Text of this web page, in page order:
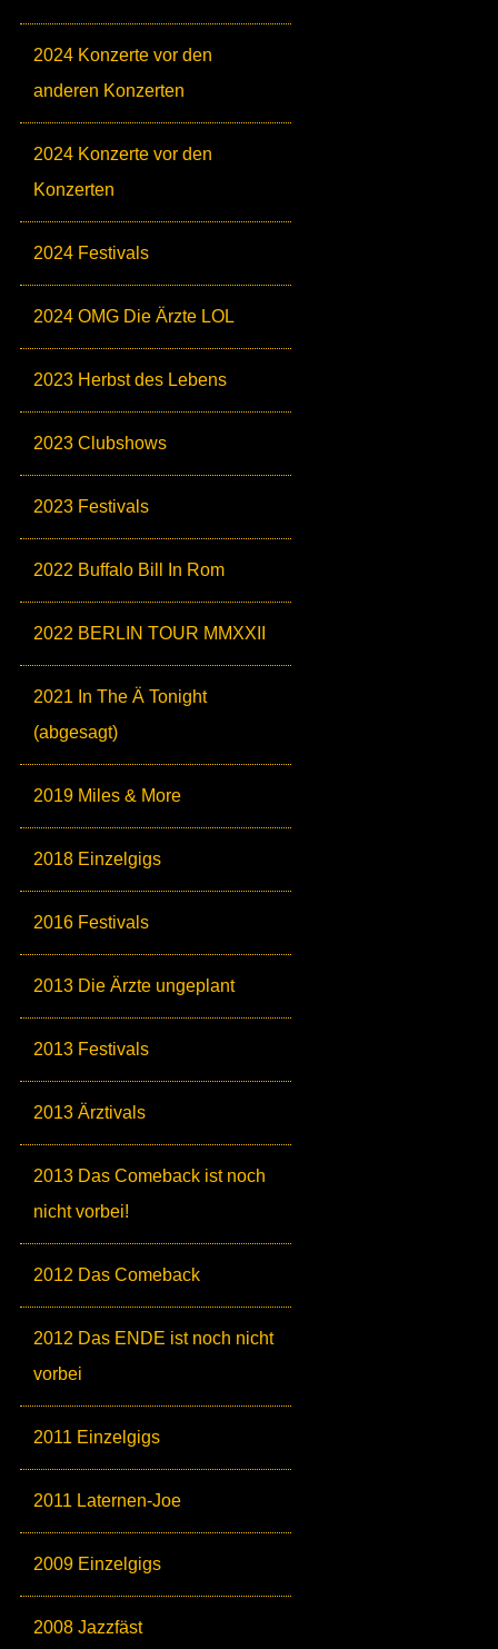
2024 Konzerte vor den
anderen Konzerten
2024 Konzerte vor den
Konzerten
2024 Festivals
2024 OMG Die Ärzte LOL
2023 Herbst des Lebens
2023 Clubshows
2023 Festivals
2022 Buffalo Bill In Rom
2022 BERLIN TOUR MMXXII
2021 In The Ä Tonight
(abgesagt)
2019 Miles & More
2018 Einzelgigs
2016 Festivals
2013 Die Ärzte ungeplant
2013 Festivals
2013 Ärztivals
2013 Das Comeback ist noch
nicht vorbei!
2012 Das Comeback
2012 Das ENDE ist noch nicht
vorbei
2011 Einzelgigs
2011 Laternen-Joe
2009 Einzelgigs
2008 Jazzfäst